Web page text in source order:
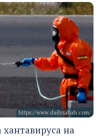
https://www.dailysabah.com/
на